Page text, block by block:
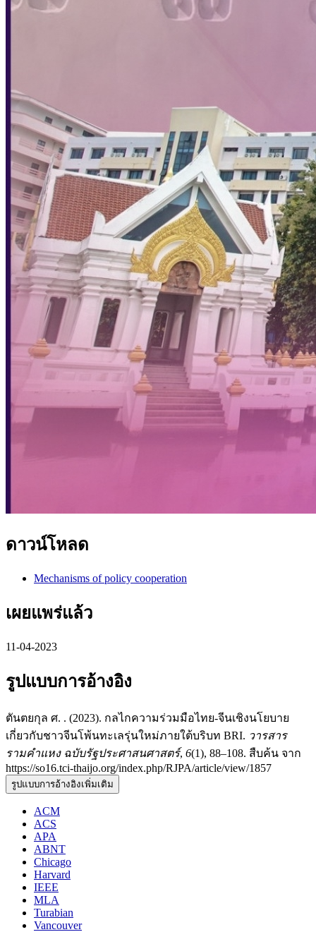
ดาวน์โหลด
Mechanisms of policy cooperation
เผยแพร่แล้ว
11-04-2023
รูปแบบการอ้างอิง
ตันตยกุล ศ. . (2023). กลไกความร่วมมือไทย-จีนเชิงนโยบาย
เกี่ยวกับชาวจีนโพ้นทะเลรุ่นใหม่ภายใต้บริบท BRI. วารสาร
รามคำแหง ฉบับรัฐประศาสนศาสตร์, 6(1), 88–108. สืบค้น จาก
https://so16.tci-thaijo.org/index.php/RJPA/article/view/1857
รูปแบบการอ้างอิงเพิ่มเติม
ACM
ACS
APA
ABNT
Chicago
Harvard
IEEE
MLA
Turabian
Vancouver